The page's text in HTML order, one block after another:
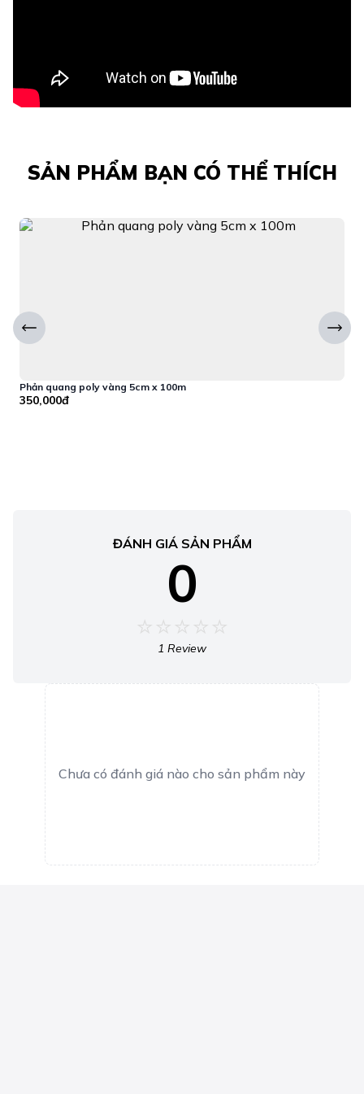
SẢN PHẨM BẠN CÓ THỂ THÍCH
Phản quang poly vàng 5cm x 100m
350,000đ
ĐÁNH GIÁ SẢN PHẨM
0
1 Review
Chưa có đánh giá nào cho sản phẩm này